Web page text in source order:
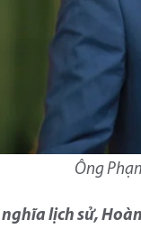
Ông
nghĩa lịch sử,